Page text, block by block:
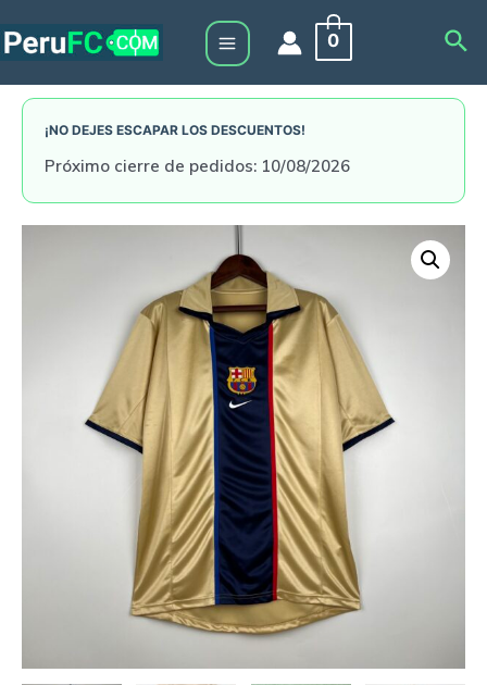
to
Main
Menu
0
¡NO DEJES ESCAPAR LOS DESCUENTOS!
Próximo cierre de pedidos: 10/08/2026